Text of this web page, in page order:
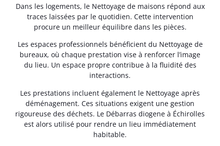
Dans les logements, le Nettoyage de maisons répond aux
traces laissées par le quotidien. Cette intervention
procure un meilleur équilibre dans les pièces.
Les espaces professionnels bénéficient du Nettoyage de
bureaux, où chaque prestation vise à renforcer l’image
du lieu. Un espace propre contribue à la fluidité des
interactions.
Les prestations incluent également le Nettoyage après
déménagement. Ces situations exigent une gestion
rigoureuse des déchets. Le Débarras diogene à Échirolles
est alors utilisé pour rendre un lieu immédiatement
habitable.